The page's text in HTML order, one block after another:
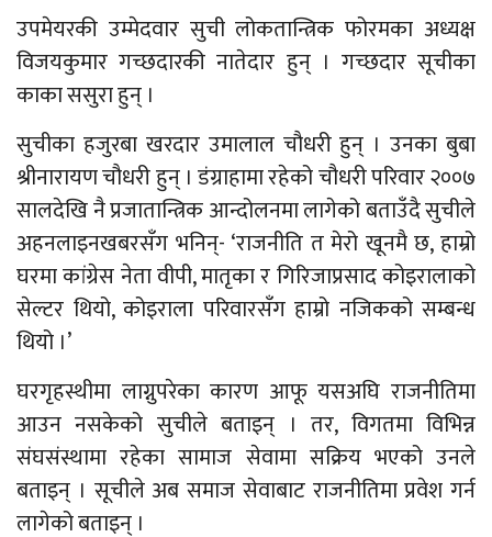
उपमेयरकी उम्मेदवार सुची लोकतान्त्रिक फोरमका अध्यक्ष
विजयकुमार गच्छदारकी नातेदार हुन् । गच्छदार सूचीका
काका ससुरा हुन् ।
सुचीका हजुरबा खरदार उमालाल चौधरी हुन् । उनका बुबा
श्रीनारायण चौधरी हुन् । डंग्राहामा रहेको चौधरी परिवार २००७
सालदेखि नै प्रजातान्त्रिक आन्दोलनमा लागेको बताउँदै सुचीले
अहनलाइनखबरसँग भनिन्- ‘राजनीति त मेरो खूनमै छ, हाम्रो
घरमा कांग्रेस नेता वीपी, मातृका र गिरिजाप्रसाद कोइरालाको
सेल्टर थियो, कोइराला परिवारसँग हाम्रो नजिकको सम्बन्ध
थियो ।’
घरगृहस्थीमा लाग्नुपरेका कारण आफू यसअघि राजनीतिमा
आउन नसकेको सुचीले बताइन् । तर, विगतमा विभिन्न
संघसंस्थामा रहेका सामाज सेवामा सक्रिय भएको उनले
बताइन् । सूचीले अब समाज सेवाबाट राजनीतिमा प्रवेश गर्न
लागेको बताइन् ।